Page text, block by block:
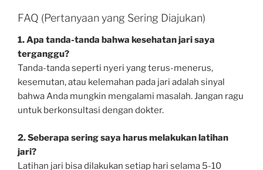
FAQ (Pertanyaan yang Sering Diajukan)
1. Apa tanda-tanda bahwa kesehatan jari saya
terganggu?
Tanda-tanda seperti nyeri yang terus-menerus,
kesemutan, atau kelemahan pada jari adalah sinyal
bahwa Anda mungkin mengalami masalah. Jangan ragu
untuk berkonsultasi dengan dokter.
2. Seberapa sering saya harus melakukan latihan
jari?
Latihan jari bisa dilakukan setiap hari selama 5-10